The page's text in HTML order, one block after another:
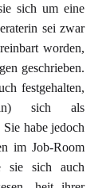
sich um eine
sei zwar
worden,
geschrieben.
festgehalten,
sich als
habe jedoch
im Job-Room
sie sich auch